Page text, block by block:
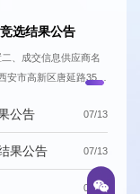
选结果公告
、成交信息供应商名
市高新区唐延路35号
病毒系统V3.0 1000
作日。五、凡对本次公
毅...
公告 07/13
果公告 07/13
07/06